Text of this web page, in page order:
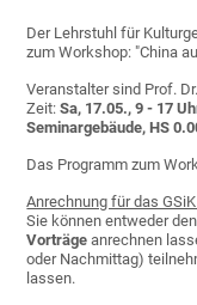
Der Lehrstuhl für
zum Workshop: "China
Veranstalter sind Prof.
Zeit:Sa, 17.05., 9 - 17
Seminargebäude, HS
Das Programm zum
Anrechnung für das
Sie können entweder
Vorträge anrechnen
oder Nachmittag)
lassen.